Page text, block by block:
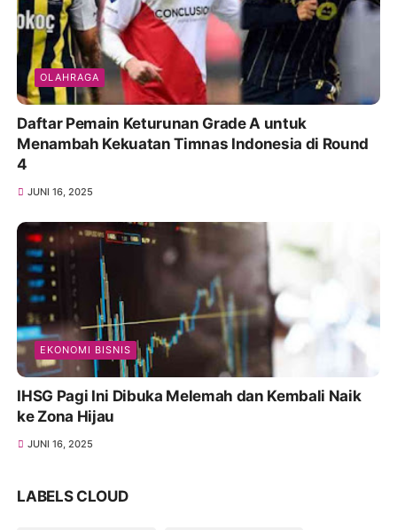
OLAHRAGA
Daftar Pemain Keturunan Grade A untuk
Menambah Kekuatan Timnas Indonesia di Round
4
JUNI 16, 2025
EKONOMI BISNIS
IHSG Pagi Ini Dibuka Melemah dan Kembali Naik
ke Zona Hijau
JUNI 16, 2025
LABELS CLOUD